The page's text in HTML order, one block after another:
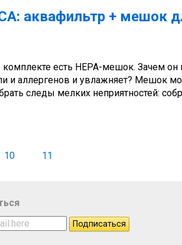
аквафильтр + мешок
есть НЕРА-мешок. Зачем он
и аллергенов и увлажняет? Мешок
следы мелких неприятностей:
10 11